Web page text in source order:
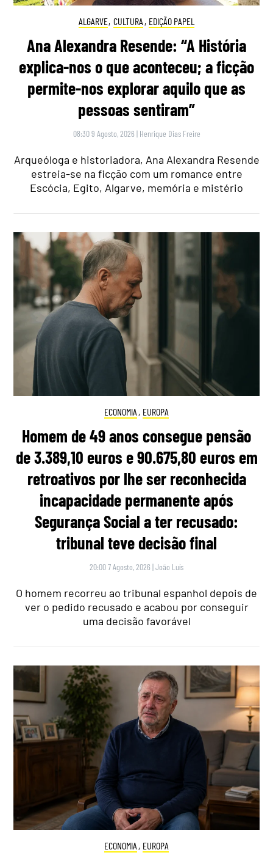
ALGARVE, CULTURA , EDIÇÃO PAPEL
Ana Alexandra Resende: “A História
explica-nos o que aconteceu; a ficção
permite-nos explorar aquilo que as
pessoas sentiram”
08:30 9 Agosto, 2026 | Henrique Dias Freire
Arqueóloga e historiadora, Ana Alexandra Resende
estreia-se na ficção com um romance entre
Escócia, Egito, Algarve, memória e mistério
ECONOMIA , EUROPA
Homem de 49 anos consegue pensão
de 3.389,10 euros e 90.675,80 euros em
retroativos por lhe ser reconhecida
incapacidade permanente após
Segurança Social a ter recusado:
tribunal teve decisão final
20:00 7 Agosto, 2026 |João Luís
O homem recorreu ao tribunal espanhol depois de
ver o pedido recusado e acabou por conseguir
uma decisão favorável
ECONOMIA , EUROPA